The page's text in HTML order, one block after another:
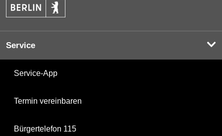
Service
Service-App
Termin vereinbaren
Bürgertelefon 115